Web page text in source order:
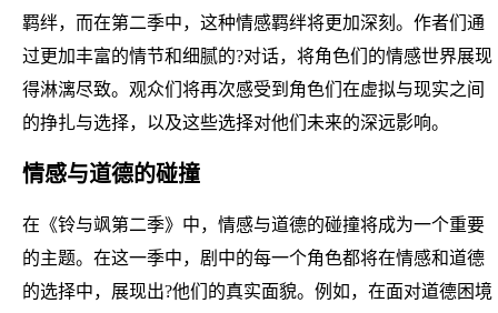
羁绊，而在第二季中，这种情感羁绊将更加深刻。作者们通
过更加丰富的情节和细腻的?对话，将角色们的情感世界展现
得淋漓尽致。观众们将再次感受到角色们在虚拟与现实之间
的挣扎与选择，以及这些选择对他们未来的深远影响。
情感与道德的碰撞
在《铃与飒第二季》中，情感与道德的碰撞将成为一个重要
的主题。在这一季中，剧中的每一个角色都将在情感和道德
的选择中，展现出?他们的真实面貌。例如，在面对道德困境